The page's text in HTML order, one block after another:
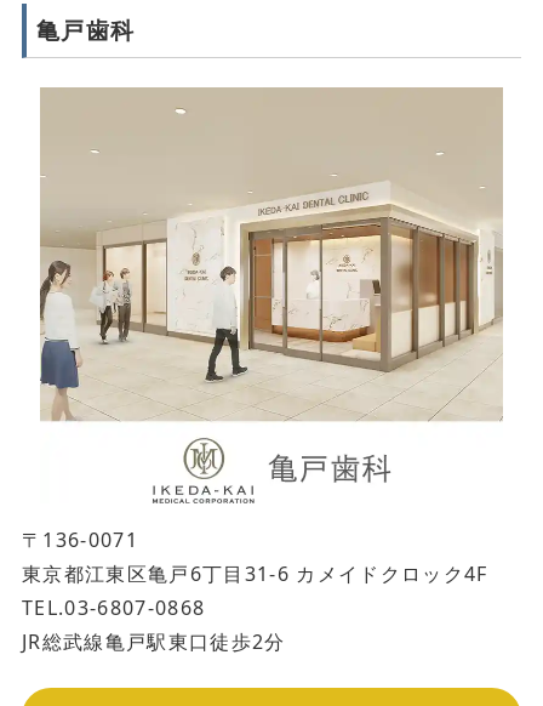
亀戸歯科
〒136-0071
東京都江東区亀戸6丁目31-6 カメイドクロック4F
TEL.03-6807-0868
JR総武線亀戸駅東口徒歩2分